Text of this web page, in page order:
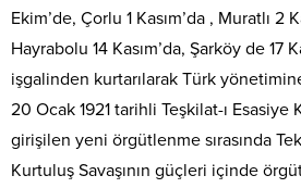
Ekim’de, Çorlu 1 Kasım’da , Muratlı 2
Hayrabolu 14 Kasım’da, Şarköy de 17
işgalinden kurtarılarak Türk
20 Ocak 1921 tarihli Teşkilat-ı
girişilen yeni örgütlenme sırasında
Kurtuluş Savaşının güçleri içinde